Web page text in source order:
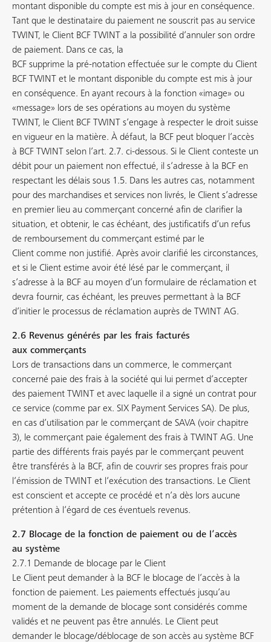
montant disponible du compte est mis à jour en conséquence.
Tant que le destinataire du paiement ne souscrit pas au service
TWINT, le Client BCF TWINT a la possibilité d’annuler son ordre
de paiement. Dans ce cas, la
BCF supprime la pré-notation effectuée sur le compte du Client
BCF TWINT et le montant disponible du compte est mis à jour
en conséquence. En ayant recours à la fonction «image» ou
«message» lors de ses opérations au moyen du système
TWINT, le Client BCF TWINT s’engage à respecter le droit suisse
en vigueur en la matière. À défaut, la BCF peut bloquer l’accès
à BCF TWINT selon l’art. 2.7. ci-dessous. Si le Client conteste un
débit pour un paiement non effectué, il s’adresse à la BCF en
respectant les délais sous 1.5. Dans les autres cas, notamment
pour des marchandises et services non livrés, le Client s’adresse
en premier lieu au commerçant concerné afin de clarifier la
situation, et obtenir, le cas échéant, des justificatifs d’un refus
de remboursement du commerçant estimé par le
Client comme non justifié. Après avoir clarifié les circonstances,
et si le Client estime avoir été lésé par le commerçant, il
s’adresse à la BCF au moyen d’un formulaire de réclamation et
devra fournir, cas échéant, les preuves permettant à la BCF
d’initier le processus de réclamation auprès de TWINT AG.
2.6 Revenus générés par les frais facturés
aux commerçants
Lors de transactions dans un commerce, le commerçant
concerné paie des frais à la société qui lui permet d’accepter
des paiement TWINT et avec laquelle il a signé un contrat pour
ce service (comme par ex. SIX Payment Services SA). De plus,
en cas d’utilisation par le commerçant de SAVA (voir chapitre
3), le commerçant paie également des frais à TWINT AG. Une
partie des différents frais payés par le commerçant peuvent
être transférés à la BCF, afin de couvrir ses propres frais pour
l’émission de TWINT et l’exécution des transactions. Le Client
est conscient et accepte ce procédé et n’a dès lors aucune
prétention à l’égard de ces éventuels revenus.
2.7 Blocage de la fonction de paiement ou de l’accès
au système
2.7.1 Demande de blocage par le Client
Le Client peut demander à la BCF le blocage de l’accès à la
fonction de paiement. Les paiements effectués jusqu’au
moment de la demande de blocage sont considérés comme
validés et ne peuvent pas être annulés. Le Client peut
demander le blocage/déblocage de son accès au système BCF